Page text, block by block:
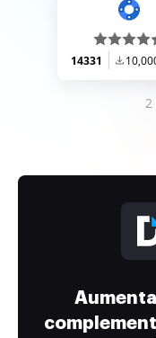
14331
2